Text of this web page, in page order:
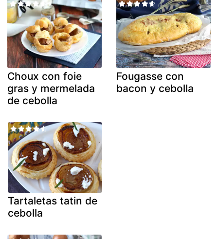
Choux con foie
gras y mermelada
de cebolla
Fougasse con
bacon y cebolla
Tartaletas tatin de
cebolla